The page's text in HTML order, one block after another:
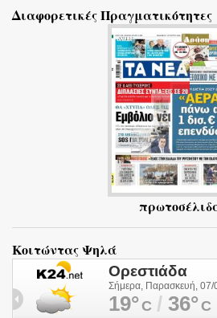
λ
Διαφορετικές Πραγματικότητες
Κοιτώντας Ψηλά